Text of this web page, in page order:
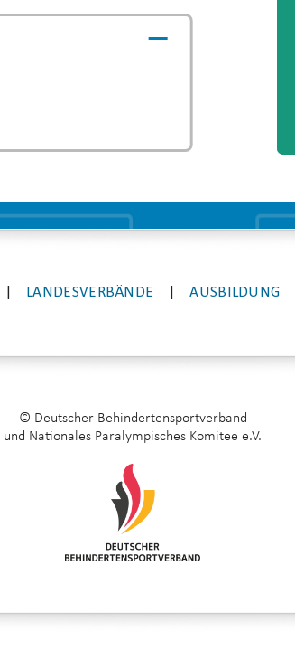
LANDESVERBÄNDE AUSBILDUNG
© Deutscher Behindertensportverband
und Nationales Paralympisches Komitee e.V.